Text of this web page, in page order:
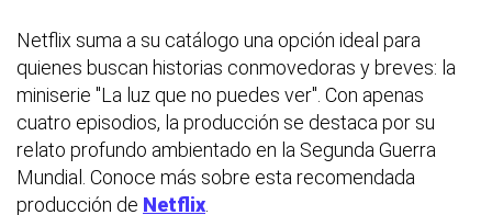
Netflix suma a su catálogo una opción ideal para
quienes buscan historias conmovedoras y breves: la
miniserie "La luz que no puedes ver". Con apenas
cuatro episodios, la producción se destaca por su
relato profundo ambientado en la Segunda Guerra
Mundial. Conoce más sobre esta recomendada
producción de Netflix